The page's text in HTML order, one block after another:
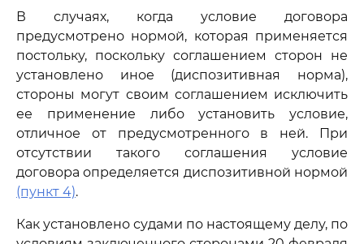
В случаях, когда условие договора
предусмотрено нормой, которая применяется
постольку, поскольку соглашением сторон не
установлено иное (диспозитивная норма),
стороны могут своим соглашением исключить
ее применение либо установить условие,
отличное от предусмотренного в ней. При
отсутствии такого соглашения условие
договора определяется диспозитивной нормой
(пункт 4).
Как установлено судами по настоящему делу, по